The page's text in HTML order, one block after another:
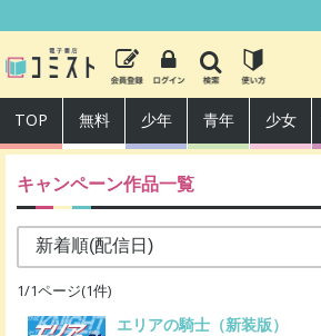
TOP 無料 少年 青年 少女
キャンペーン作品一覧
1/1ページ(1件)
エリアの騎士（新装版）